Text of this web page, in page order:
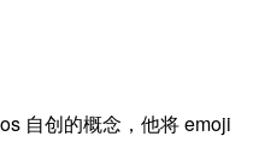
自创的概念，他将 emoji